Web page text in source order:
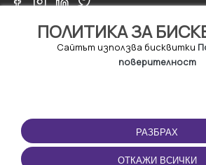
ПОЛИТИКА ЗА
Сайтът използва бисквитки
поверителност
РАЗБРАХ
ОТКАЖИ ВСИЧКИ
ПОЛЗВАНЕ
Правила и условия за
ползване